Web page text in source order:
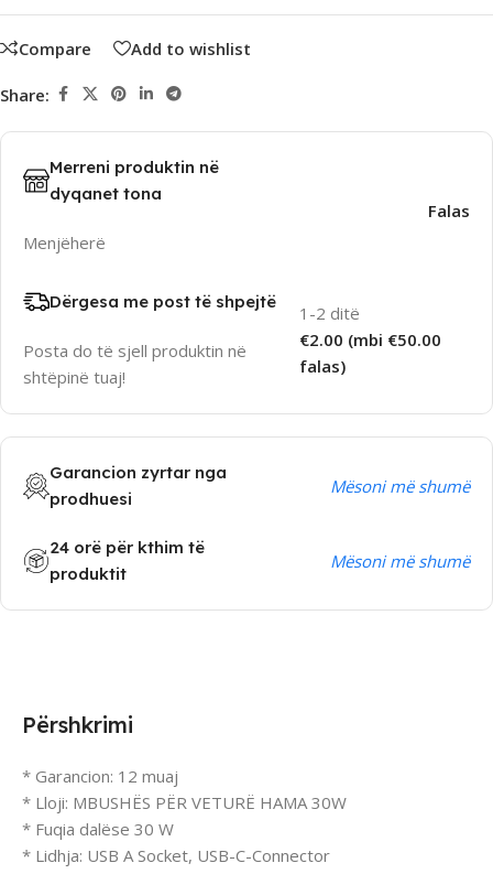
Compare Add to wishlist
Share:
Merreni produktin në
dyqanet tona
Menjëherë
Falas
Dërgesa me post të shpejtë
Posta do të sjell produktin në
shtëpinë tuaj!
1-2 ditë
€2.00 (mbi €50.00
falas)
Garancion zyrtar nga
prodhuesi
Mësoni më shumë
24 orë për kthim të
produktit
Mësoni më shumë
Përshkrimi
* Garancion: 12 muaj
* Lloji: MBUSHËS PËR VETURË HAMA 30W
* Fuqia dalëse 30 W
* Lidhja: USB A Socket, USB-C-Connector